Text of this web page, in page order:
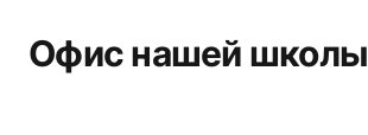
Офис нашей школы